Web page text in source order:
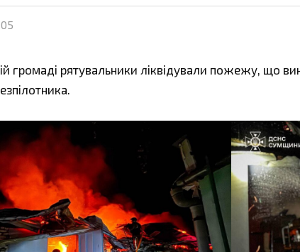
громаді рятувальники ліквідували пожежу, що